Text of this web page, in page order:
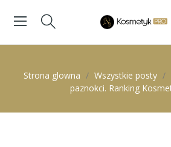
Strona glowna Wszystkie posty
paznokci. Ranking